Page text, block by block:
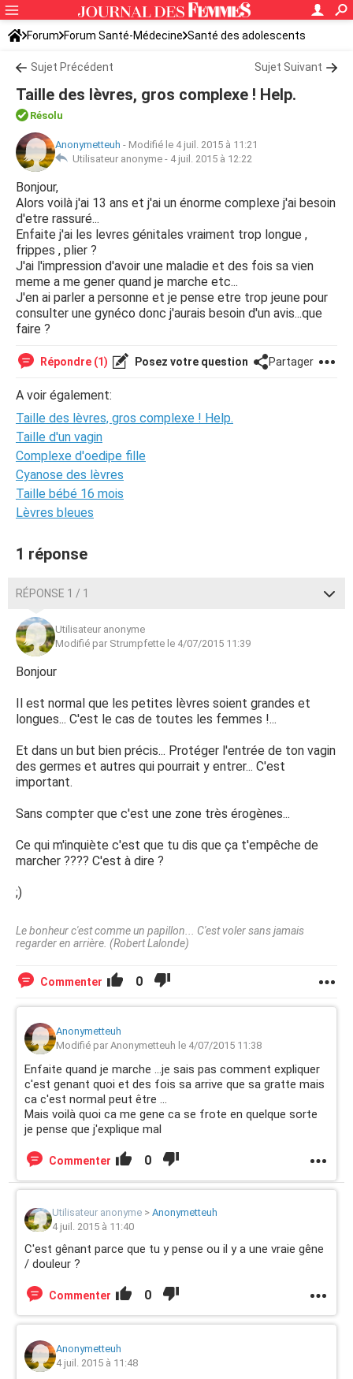
Forum Forum Santé-Médecine Santé des adolescents
Sujet Précédent Sujet Suivant
Taille des lèvres, gros complexe ! Help.
Résolu
Anonymetteuh - Modifié le 4 juil. 2015 à 11:21
Utilisateur anonyme - 4 juil. 2015 à 12:22
Bonjour,
Alors voilà j'ai 13 ans et j'ai un énorme complexe j'ai besoin
d'etre rassuré...
Enfaite j'ai les levres génitales vraiment trop longue ,
frippes , plier ?
J'ai l'impression d'avoir une maladie et des fois sa vien
meme a me gener quand je marche etc...
J'en ai parler a personne et je pense etre trop jeune pour
consulter une gynéco donc j'aurais besoin d'un avis...que
faire ?
Répondre (1) Posez votre question Partager
A voir également:
Taille des lèvres, gros complexe ! Help.
Taille d'un vagin
Complexe d'oedipe fille
Cyanose des lèvres
Taille bébé 16 mois
Lèvres bleues
1 réponse
RÉPONSE 1 / 1
Utilisateur anonyme
Modifié par Strumpfette le 4/07/2015 11:39
Bonjour
Il est normal que les petites lèvres soient grandes et
longues... C'est le cas de toutes les femmes !...
Et dans un but bien précis... Protéger l'entrée de ton vagin
des germes et autres qui pourrait y entrer... C'est
important.
Sans compter que c'est une zone très érogènes...
Ce qui m'inquiète c'est que tu dis que ça t'empêche de
marcher ???? C'est à dire ?
;)
Le bonheur c'est comme un papillon... C'est voler sans jamais
regarder en arrière. (Robert Lalonde)
Commenter 0
Anonymetteuh
Modifié par Anonymetteuh le 4/07/2015 11:38
Enfaite quand je marche ...je sais pas comment expliquer
c'est genant quoi et des fois sa arrive que sa gratte mais
ca c'est normal peut être ...
Mais voilà quoi ca me gene ca se frote en quelque sorte
je pense que j'explique mal
Commenter 0
Utilisateur anonyme > Anonymetteuh
4 juil. 2015 à 11:40
C'est gênant parce que tu y pense ou il y a une vraie gêne
/ douleur ?
Commenter 0
Anonymetteuh
4 juil. 2015 à 11:48